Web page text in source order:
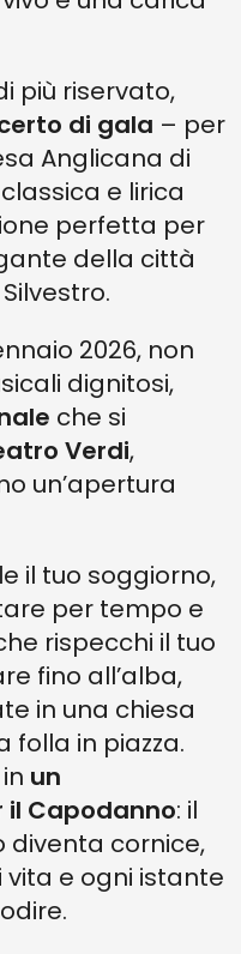
più riservato,
di gala – per
Anglicana di
e lirica
perfetta per
della città
2026, non
dignitosi,
che si
Verdi,
un’apertura
il tuo soggiorno,
per tempo e
rispecchi il tuo
fino all’alba,
in una chiesa
folla in piazza.
un
il Capodanno: il
diventa cornice,
e ogni istante